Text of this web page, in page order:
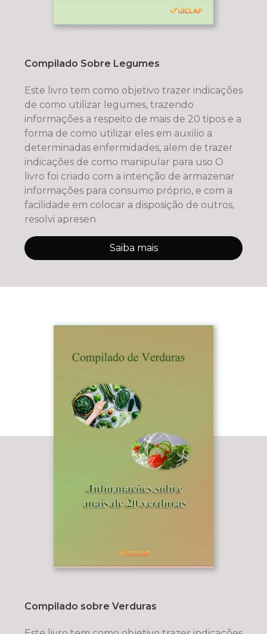
Compilado Sobre Legumes
Este livro tem como objetivo trazer indicações
de como utilizar legumes, trazendo
informações a respeito de mais de 20 tipos e a
forma de como utilizar eles em auxilio a
determinadas enfermidades, alem de trazer
indicações de como manipular para uso O
livro foi criado com a intenção de armazenar
informações para consumo próprio, e com a
facilidade em colocar a disposição de outros,
resolvi apresen
Saiba mais
Compilado sobre Verduras